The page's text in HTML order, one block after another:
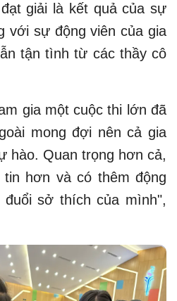
giải là kết quả của sự
với sự động viên của gia
tận tình từ các thầy cô
gia một cuộc thi lớn đã
mong đợi nên cả gia
hào. Quan trọng hơn cả,
hơn và có thêm động
đuổi sở thích của mình",